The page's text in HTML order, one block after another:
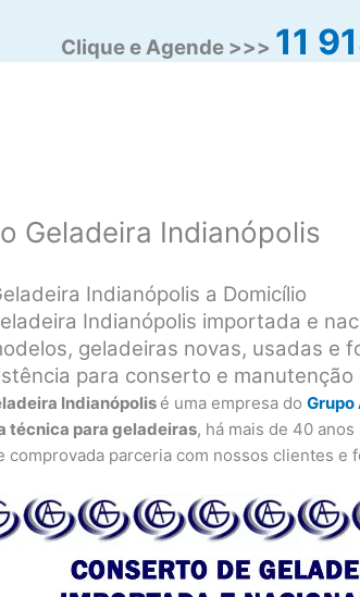
Clique e Agende >>> 11
Geladeira Indianópolis
Indianópolis a Domicílio
Indianópolis importada e
geladeiras novas, usadas e
para conserto e manutenção
Indianópolis é uma empresa doGrupo
técnica para geladeiras, há mais de 40
comprovada parceria com nossos clientes e